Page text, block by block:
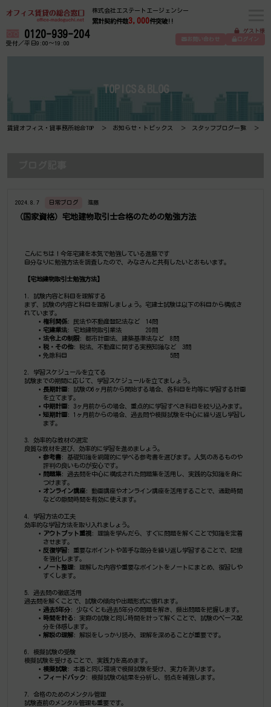
株式会社エステートエージェンシー
累計契約件数3,000件突破!!
0120-939-204
受付／平日9:00～19:00
ゲスト様
お問い合わせ
ログイン
TOPICS＆BLOG
賃貸オフィス・貸事務所総合TOP お知らせ・トピックス スタッフブログ一覧
2024.8.7 日常ブログ 進藤
（国家資格）宅地建物取引士合格のための勉強方法
こんにちは！今年宅建を本気で勉強している進藤です
自分なりに勉強方法を調査したので、みなさんと共有したいとおもいます。
【宅地建物取引士勉強方法】
1. 試験内容と科目を理解する
まず、試験の内容と科目を理解しましょう。宅建士試験は以下の科目から構成さ
れています。
権利関係: 民法や不動産登記法など　14問
宅建業法 : 宅地建物取引業法　　　　20問
法令上の制限 : 都市計画法、建築基準法など　8問
税・その他: 税法、不動産に関する実務知識など　3問
免除科目　　　　　　　　　　　　　　　　　5問
2. 学習スケジュールを立てる
試験までの期間に応じて、学習スケジュールを立てましょう。
長期計画 : 試験の6ヶ月前から開始する場合、各科目を均等に学習する計画
を立てます。
中期計画 : 3ヶ月前からの場合、重点的に学習すべき科目を絞り込みます。
短期計画 : 1ヶ月前からの場合、過去問や模擬試験を中心に繰り返し学習し
ます。
3. 効率的な教材の選定
良質な教材を選び、効率的に学習を進めましょう。
参考書 : 基礎知識を網羅的に学べる参考書を選びます。人気のあるものや
評判の良いものが安心です。
問題集 : 過去問を中心に構成された問題集を活用し、実践的な知識を身に
つけます。
オンライン講座 : 動画講座やオンライン講座を活用することで、通勤時間
などの隙間時間を有効に使えます。
4. 学習方法の工夫
効率的な学習方法を取り入れましょう。
アウトプット重視 : 理論を学んだら、すぐに問題を解くことで知識を定着
させます。
反復学習 : 重要なポイントや苦手な部分を繰り返し学習することで、記憶
を強化します。
ノート整理 : 理解した内容や重要なポイントをノートにまとめ、復習しや
すくします。
5. 過去問の徹底活用
過去問を解くことで、試験の傾向や出題形式に慣れます。
過去5年分 : 少なくとも過去5年分の問題を解き、頻出問題を把握します。
時間を計る : 実際の試験と同じ時間を計って解くことで、試験のペース配
分を体感します。
解説の理解 : 解説をしっかり読み、理解を深めることが重要です。
6. 模擬試験の受験
模擬試験を受けることで、実践力を高めます。
模擬試験 : 本番と同じ環境で模擬試験を受け、実力を測ります。
フィードバック : 模擬試験の結果を分析し、弱点を補強します。
7. 合格のためのメンタル管理
試験直前のメンタル管理も重要です。